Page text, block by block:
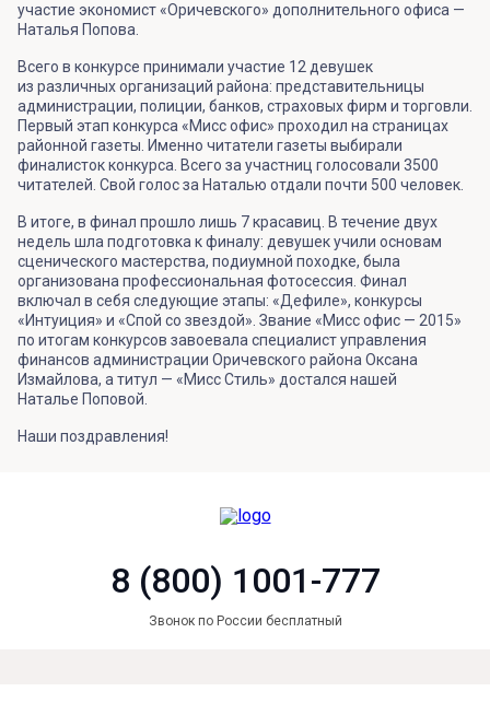
участие экономист «Оричевского» дополнительного офиса —
Наталья Попова.
Всего в конкурсе принимали участие 12 девушек
из различных организаций района: представительницы
администрации, полиции, банков, страховых фирм и торговли.
Первый этап конкурса «Мисс офис» проходил на страницах
районной газеты. Именно читатели газеты выбирали
финалисток конкурса. Всего за участниц голосовали 3500
читателей. Свой голос за Наталью отдали почти 500 человек.
В итоге, в финал прошло лишь 7 красавиц. В течение двух
недель шла подготовка к финалу: девушек учили основам
сценического мастерства, подиумной походке, была
организована профессиональная фотосессия. Финал
включал в себя следующие этапы: «Дефиле», конкурсы
«Интуиция» и «Спой со звездой». Звание «Мисс офис — 2015»
по итогам конкурсов завоевала специалист управления
финансов администрации Оричевского района Оксана
Измайлова, а титул — «Мисс Стиль» достался нашей
Наталье Поповой.
Наши поздравления!
8 (800) 1001-777
Звонок по России бесплатный